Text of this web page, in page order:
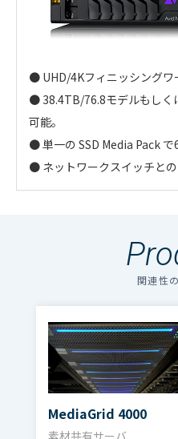
● UHD/4Kフィニッシングワ
● 38.4TB/76.8モデルもしく
可能。
● 単一の SSD Media Pack
● ネットワークスイッチとの
NEXIS | PRO+ス
ドライブ
40 TBの
につき
時）
スケーラビ
リティ
1～4つ
せて、
NEXIS | F2スト
ライブ
10台の
14TB
スケーラビリ
ティ
F2に
組み合
NEXIS | F2Xスト
10枚のド
14TB）で
スケーラ
ビリティ
SAS I/Oモ
合わせるこ
トレージを
NEXIS | F2 SSD
よびスケー
ラビリティ
1 個また
Media
307.2 TB
システム・
ドライブ
2つのソ
メタデー
・
アイコンのファ
のアイコンの場合はファ
ファイル名
Avid NEXISファミリーカタロ
9.8MB
Avid NEXIS Pro+ カタログ（pdf
関連性
MediaGrid 4000
素材共有サーバ